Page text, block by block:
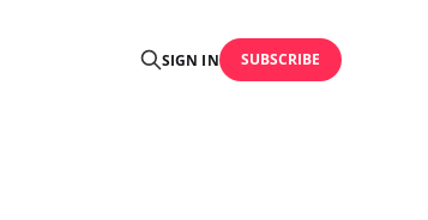
SIGN IN SUBSCRIBE